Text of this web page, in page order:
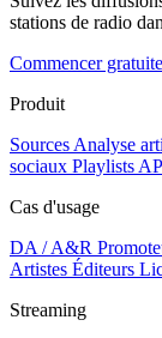
stations de radio
Commencer
Produit
Sources Analyse
sociaux Playlists
Cas d'usage
DA / A&R
Artistes Éditeurs
Streaming